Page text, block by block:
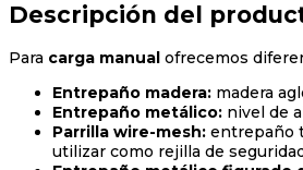
Descripción del
Para carga manual ofrecemos
Entrepaño madera: madera
Entrepaño metálico: nivel de
Parrilla wire-mesh: entrepaño
utilizar como rejilla de